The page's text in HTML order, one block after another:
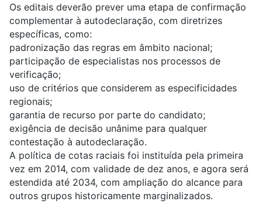
Os editais deverão prever uma etapa de confirmação
complementar à autodeclaração, com diretrizes
específicas, como:
padronização das regras em âmbito nacional;
participação de especialistas nos processos de
verificação;
uso de critérios que considerem as especificidades
regionais;
garantia de recurso por parte do candidato;
exigência de decisão unânime para qualquer
contestação à autodeclaração.
A política de cotas raciais foi instituída pela primeira
vez em 2014, com validade de dez anos, e agora será
estendida até 2034, com ampliação do alcance para
outros grupos historicamente marginalizados.